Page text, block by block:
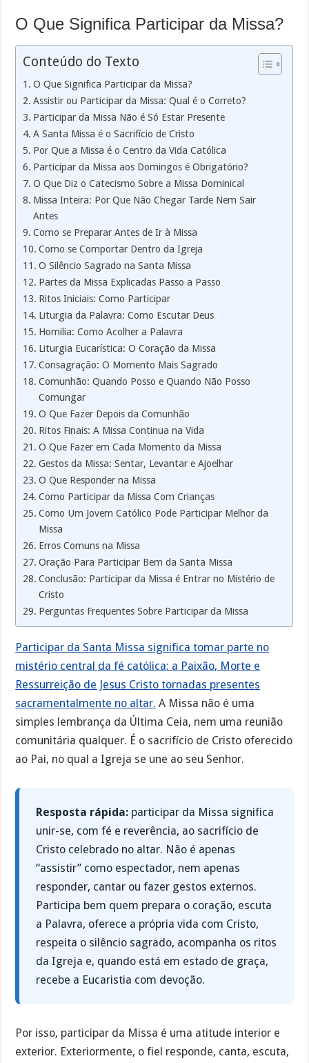
O Que Significa Participar da Missa?
Conteúdo do Texto
O Que Significa Participar da Missa?
Assistir ou Participar da Missa: Qual é o Correto?
Participar da Missa Não é Só Estar Presente
A Santa Missa é o Sacrifício de Cristo
Por Que a Missa é o Centro da Vida Católica
Participar da Missa aos Domingos é Obrigatório?
O Que Diz o Catecismo Sobre a Missa Dominical
Missa Inteira: Por Que Não Chegar Tarde Nem Sair
Antes
Como se Preparar Antes de Ir à Missa
Como se Comportar Dentro da Igreja
O Silêncio Sagrado na Santa Missa
Partes da Missa Explicadas Passo a Passo
Ritos Iniciais: Como Participar
Liturgia da Palavra: Como Escutar Deus
Homilia: Como Acolher a Palavra
Liturgia Eucarística: O Coração da Missa
Consagração: O Momento Mais Sagrado
Comunhão: Quando Posso e Quando Não Posso
Comungar
O Que Fazer Depois da Comunhão
Ritos Finais: A Missa Continua na Vida
O Que Fazer em Cada Momento da Missa
Gestos da Missa: Sentar, Levantar e Ajoelhar
O Que Responder na Missa
Como Participar da Missa Com Crianças
Como Um Jovem Católico Pode Participar Melhor da
Missa
Erros Comuns na Missa
Oração Para Participar Bem da Santa Missa
Conclusão: Participar da Missa é Entrar no Mistério de
Cristo
Perguntas Frequentes Sobre Participar da Missa
Participar da Santa Missa significa tomar parte no
mistério central da fé católica: a Paixão, Morte e
Ressurreição de Jesus Cristo tornadas presentes
sacramentalmente no altar. A Missa não é uma
simples lembrança da Última Ceia, nem uma reunião
comunitária qualquer. É o sacrifício de Cristo oferecido
ao Pai, no qual a Igreja se une ao seu Senhor.
Resposta rápida: participar da Missa significa
unir-se, com fé e reverência, ao sacrifício de
Cristo celebrado no altar. Não é apenas
“assistir” como espectador, nem apenas
responder, cantar ou fazer gestos externos.
Participa bem quem prepara o coração, escuta
a Palavra, oferece a própria vida com Cristo,
respeita o silêncio sagrado, acompanha os ritos
da Igreja e, quando está em estado de graça,
recebe a Eucaristia com devoção.
Por isso, participar da Missa é uma atitude interior e
exterior. Exteriormente, o fiel responde, canta, escuta,